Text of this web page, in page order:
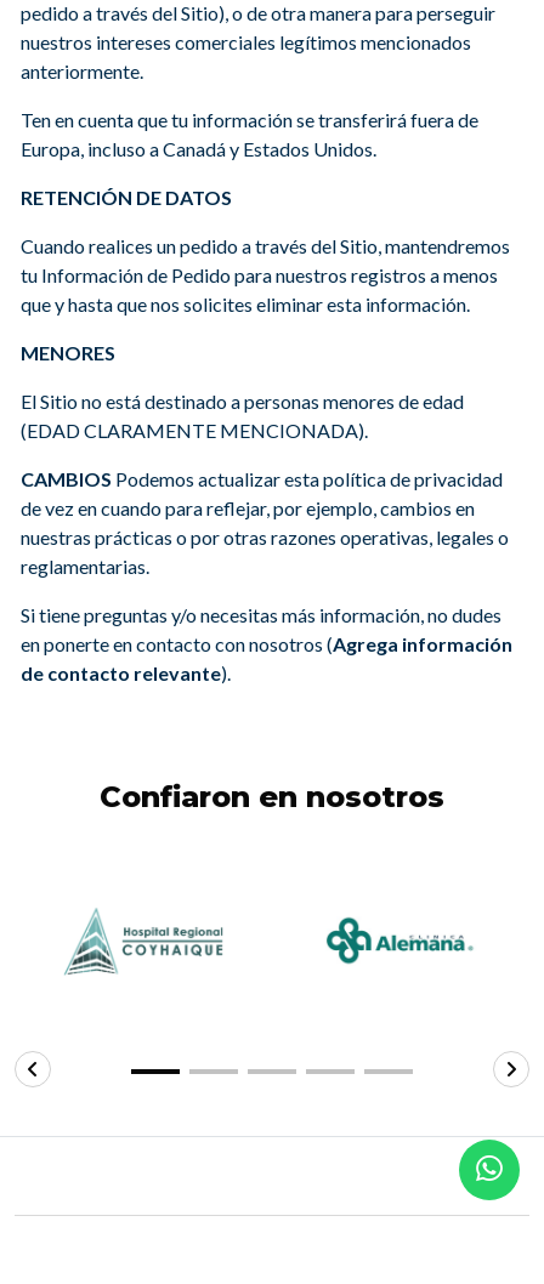
pedido a través del Sitio), o de otra manera para perseguir
nuestros intereses comerciales legítimos mencionados
anteriormente.
Ten en cuenta que tu información se transferirá fuera de
Europa, incluso a Canadá y Estados Unidos.
RETENCIÓN DE DATOS
Cuando realices un pedido a través del Sitio, mantendremos
tu Información de Pedido para nuestros registros a menos
que y hasta que nos solicites eliminar esta información.
MENORES
El Sitio no está destinado a personas menores de edad
(EDAD CLARAMENTE MENCIONADA).
CAMBIOS Podemos actualizar esta política de privacidad
de vez en cuando para reflejar, por ejemplo, cambios en
nuestras prácticas o por otras razones operativas, legales o
reglamentarias.
Si tiene preguntas y/o necesitas más información, no dudes
en ponerte en contacto con nosotros (Agrega información
de contacto relevante).
Confiaron en nosotros